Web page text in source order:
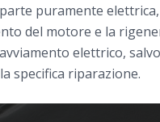
puramente
del motore e la
elettrico,
specifica riparazione.